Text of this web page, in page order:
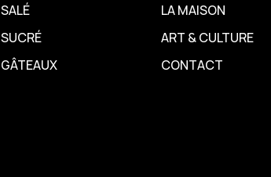
SALÉ
SUCRÉ
GÂTEAUX
LA MAISON
ART & CULTURE
CONTACT